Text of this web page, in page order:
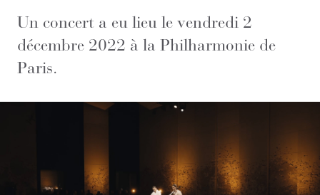
Un concert a eu lieu le vendredi 2
décembre 2022 à la Philharmonie de
Paris.